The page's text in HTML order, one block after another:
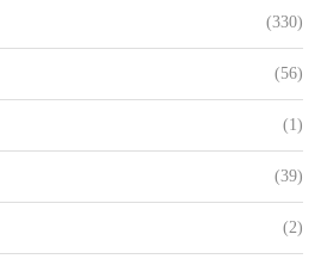
(330)
(56)
(1)
(39)
(2)